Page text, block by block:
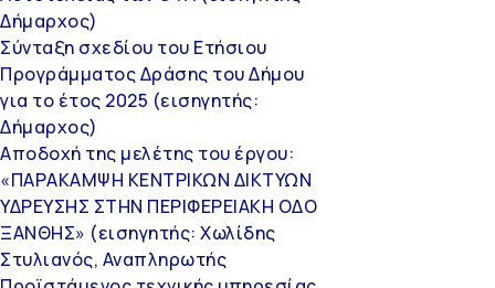
Δήμαρχος)
Σύνταξη σχεδίου του Ετήσιου
Προγράμματος Δράσης του Δήμου
για το έτος 2025 (εισηγητής:
Δήμαρχος)
Αποδοχή της μελέτης του έργου:
«ΠΑΡΑΚΑΜΨΗ ΚΕΝΤΡΙΚΩΝ ΔΙΚΤΥΩΝ
ΥΔΡΕΥΣΗΣ ΣΤΗΝ ΠΕΡΙΦΕΡΕΙΑΚΗ ΟΔΟ
ΞΑΝΘΗΣ» (εισηγητής: Χωλίδης
Στυλιανός, Αναπληρωτής